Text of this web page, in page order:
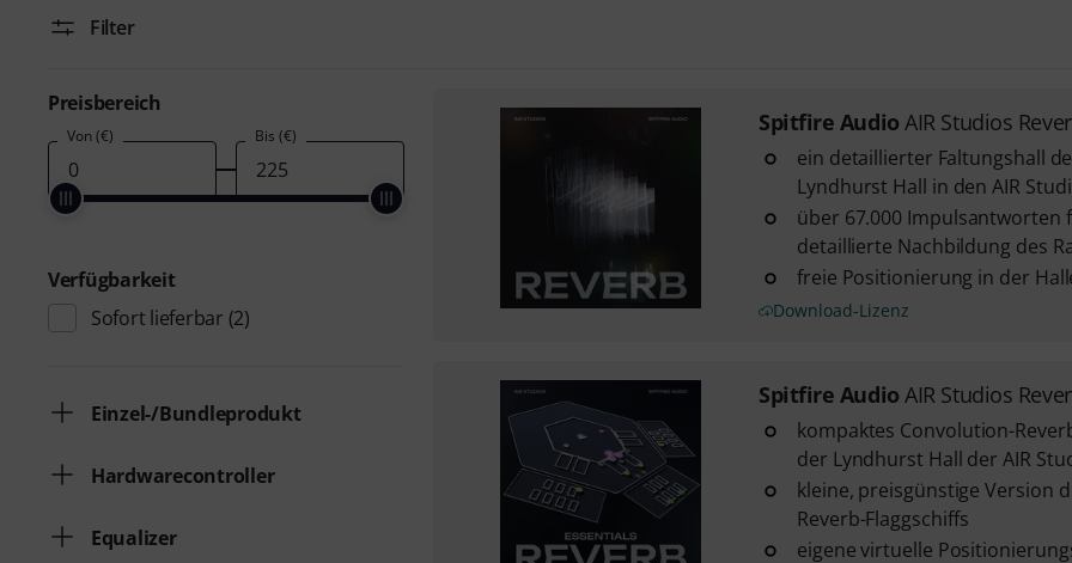
Filter
Preisbereich
Von (€) Bis (€)
Verfügbarkeit
Sofort lieferbar (2)
Einzel-/Bundleprodukt
Hardwarecontroller
Equalizer
Spitfire Audio AIR Studios
ein detaillierter Faltungshall
Lyndhurst Hall in den AIR
über 67.000 Impulsantworten
detaillierte Nachbildung des
freie Positionierung in der
Download-Lizenz
Spitfire Audio AIR Studios
kompaktes Convolution-
der Lyndhurst Hall der AIR
kleine, preisgünstige Version
Reverb-Flaggschiffs
eigene virtuelle